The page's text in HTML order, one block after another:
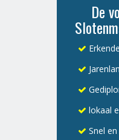
De
lokaal
Snel